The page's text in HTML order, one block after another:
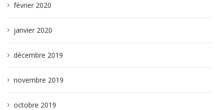
février 2020
janvier 2020
décembre 2019
novembre 2019
octobre 2019